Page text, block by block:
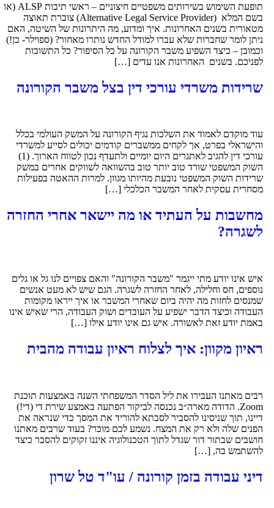
תופעת השימוש בשירותים משפטיים חיצוניים – ראשי תיבות ALSP (או
בשם המלא (Alternative Legal Service Provider) צוברת תאוצה
מטאורית בשנים האחרונות. איך ומדוע, מה היתרונות של השיטה, האם
ניתן לומר שחברות שלא עברו למודל החדש נותרו מאחור? (ספוילר- כן!)
וכמובן – כיצד השפיע משבר הקורונה על כל הסיפור? כל התשובות
לפניכם. בשנים האחרונות אנו עדים […]
שרידות משרדי עורכי דין בצל משבר הקורונה
עוד מוקדם לאמוד את השלכות נגיף הקורונה על המשק העולמי בכלל
והישראלי בפרט, אך לקחים ממשברים קודמים יכולים לסייע למשרדי
עורכי דין להגיב לאתגרים היום יומיים ולתעדף נכון לטווח הארוך. (1)
השוק המשפטי שורד טוב יותר טוב בהשוואה לשווקים אחרים במשק
שרידות השוק המשפטי נובעת מהיותו מגוון. למרות ההאטה בפעילות
מסחרית עסקית לאחר המשבר הכלכלי […]
מחשבות על העתיד או מה יישאר אחרי החזרה
לשגרה?
איש אינו יודע מתי ייגמר "משבר הקורונה" והאם צפויים לנו גל או גלים
נוספים, חס וחלילה, לאחר החזרה לשגרה. הגם שיש לא מעט אנשים
שמנסים לחזות מה יהיה ביום שאחרי המשבר או איך ייראו מקומות
העבודה וכיצד הדבר ישפיע על העובדים ושוק העבודה, הרי שאיש אינו
באמת יודע זאת לאשורה. איש גם אינו יודע אילו […]
ראיון מקוון: איך לצלוח ראיון עבודה מהבית
רבים מאתנו העבירו את ליל הסדר המשפחתי השנה באמצעות תוכנת
Zoom. הדודה מארה״ב נכנסה לביקור הפתעה באמצע שירת די (די!)
דיינו, תוך שניסינו להסביר לסבתא להוריד את המסך כדי שנראה את
הפנים שלה ולא רק את המצח. נשמע לכם מוכר? בעוד שרבים מאתנו
חושבים שבתור דור שגדל לתוך הטכנולוגיה איננו זקוקים להסבר כיצד
להשתמש בה, […]
דיני עבודה בזמן קורונה / עו"ד טל שרון